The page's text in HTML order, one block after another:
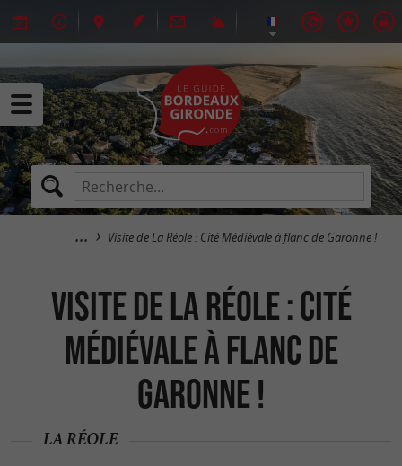
Visite de La Réole : Cité Médiévale à flanc de Garonne !
Visite de La Réole : Cité
Médiévale à flanc de
Garonne !
LA RÉOLE